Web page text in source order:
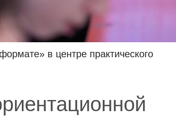
в центре практического